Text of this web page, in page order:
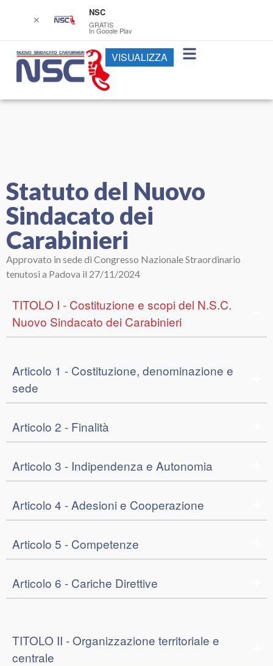
Statuto del Nuovo
Sindacato dei
Carabinieri
Approvato in sede di Congresso Nazionale Straordinario
tenutosi a Padova il 27/11/2024
TITOLO I - Costituzione e scopi del N.S.C.
Nuovo Sindacato dei Carabinieri
Articolo 1 - Costituzione, denominazione e
sede
Articolo 2 - Finalità
Articolo 3 - Indipendenza e Autonomia
Articolo 4 - Adesioni e Cooperazione
Articolo 5 - Competenze
Articolo 6 - Cariche Direttive
TITOLO II - Organizzazione territoriale e
centrale
✕
NSC
GRATIS
In Google Play
VISUALIZZA